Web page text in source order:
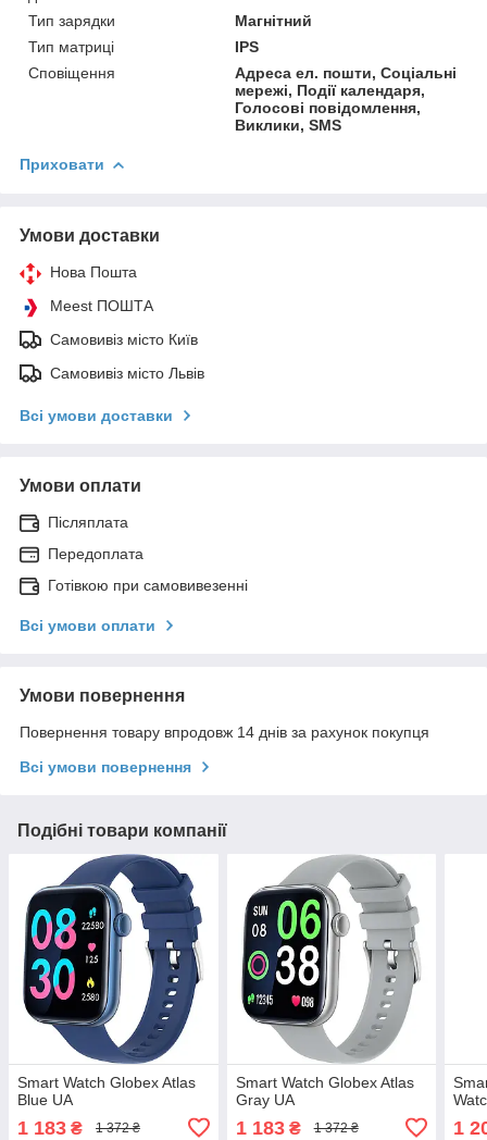
Тип зарядки
Магнітний
Тип матриці
IPS
Сповіщення
Адреса ел. пошти, Соціальні
мережі, Події календаря,
Голосові повідомлення,
Виклики, SMS
Приховати
Умови доставки
Нова Пошта
Meest ПОШТА
Самовивіз місто Київ
Самовивіз місто Львів
Всі умови доставки
Умови оплати
Післяплата
Передоплата
Готівкою при самовивезенні
Всі умови оплати
Умови повернення
Повернення товару впродовж 14 днів за рахунок покупця
Всі умови повернення
Подібні товари компанії
Smart Watch Globex Atlas
Blue UA
1 183 ₴ 1 372 ₴
Smart Watch Globex Atlas
Gray UA
1 183₴ 1 372 ₴ 1